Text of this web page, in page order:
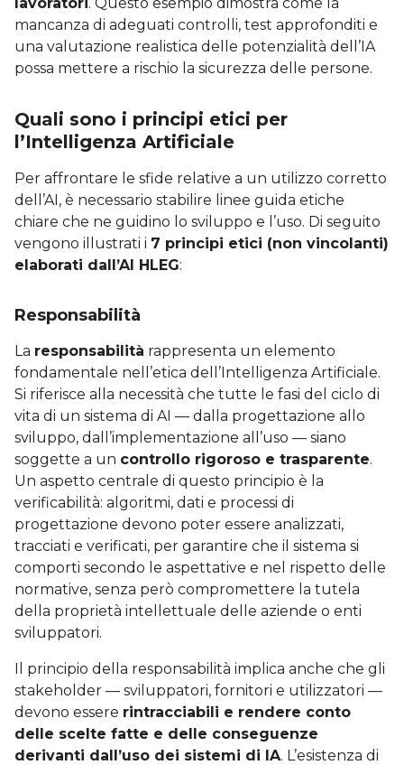
mancanza di adeguati controlli, test approfonditi e
una valutazione realistica delle potenzialità dell’IA
possa mettere a rischio la sicurezza delle persone.
Quali sono i principi etici per
l’Intelligenza Artificiale
Per affrontare le sfide relative a un utilizzo corretto
dell’AI, è necessario stabilire linee guida etiche
chiare che ne guidino lo sviluppo e l’uso. Di seguito
vengono illustrati i 7 principi etici (non vincolanti)
elaborati dall’AI HLEG:
Responsabilità
La responsabilità rappresenta un elemento
fondamentale nell’etica dell’Intelligenza Artificiale.
Si riferisce alla necessità che tutte le fasi del ciclo di
vita di un sistema di AI — dalla progettazione allo
sviluppo, dall’implementazione all’uso — siano
soggette a un controllo rigoroso e trasparente.
Un aspetto centrale di questo principio è la
verificabilità: algoritmi, dati e processi di
progettazione devono poter essere analizzati,
tracciati e verificati, per garantire che il sistema si
comporti secondo le aspettative e nel rispetto delle
normative, senza però compromettere la tutela
della proprietà intellettuale delle aziende o enti
sviluppatori.
Il principio della responsabilità implica anche che gli
stakeholder — sviluppatori, fornitori e utilizzatori —
devono essere rintracciabili e rendere conto
delle scelte fatte e delle conseguenze
derivanti dall’uso dei sistemi di IA. L’esistenza di